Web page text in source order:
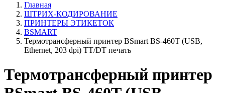
Главная
ШТРИХ-КОДИРОВАНИЕ
ПРИНТЕРЫ ЭТИКЕТОК
BSMART
Термотрансферный принтер BSmart BS-460T (USB,
Ethernet, 203 dpi) TT/DT печать
Термотрансферный принтер